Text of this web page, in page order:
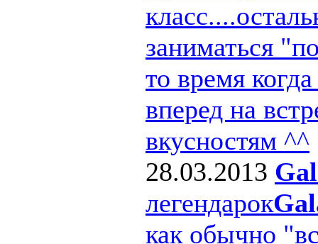
заниматься
то время
вперед на
вкусностям ^^
28.03.2013
легендарок
как обычно